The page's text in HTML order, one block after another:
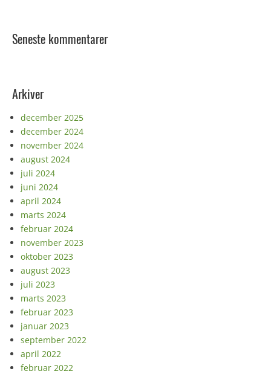
Seneste kommentarer
Arkiver
december 2025
december 2024
november 2024
august 2024
juli 2024
juni 2024
april 2024
marts 2024
februar 2024
november 2023
oktober 2023
august 2023
juli 2023
marts 2023
februar 2023
januar 2023
september 2022
april 2022
februar 2022